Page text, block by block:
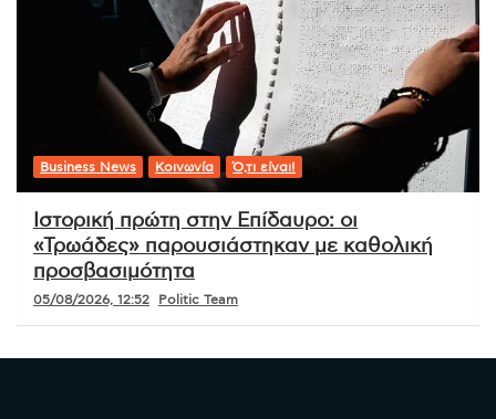
Business News Κοινωνία Ό,τι είναι!
Ιστορική πρώτη στην Επίδαυρο: οι
«Τρωάδες» παρουσιάστηκαν με καθολική
προσβασιμότητα
05/08/2026, 12:52 Politic Team